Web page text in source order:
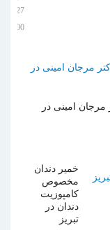
1400
مرجان امینی در
خمیر دندان
مخصوص
کامپوزیت
دندان در
تبریز